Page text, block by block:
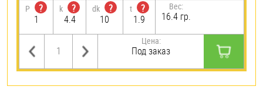
P
?
1
k
?
4.4
dk
?
10
t
?
1.9
Вес:
16.4 гр.
Цена:
Под заказ